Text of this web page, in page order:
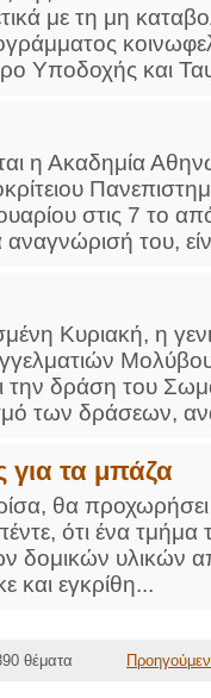
με τη μη
Υποδοχής και
η Ακαδημία
στις 7 το
του,
Κυριακή, η
δράση του
των δράσεων,
για τα μπάζα
θα
ότι ένα τμήμα
δομικών υλικών
και εγκρίθη...
θέματα